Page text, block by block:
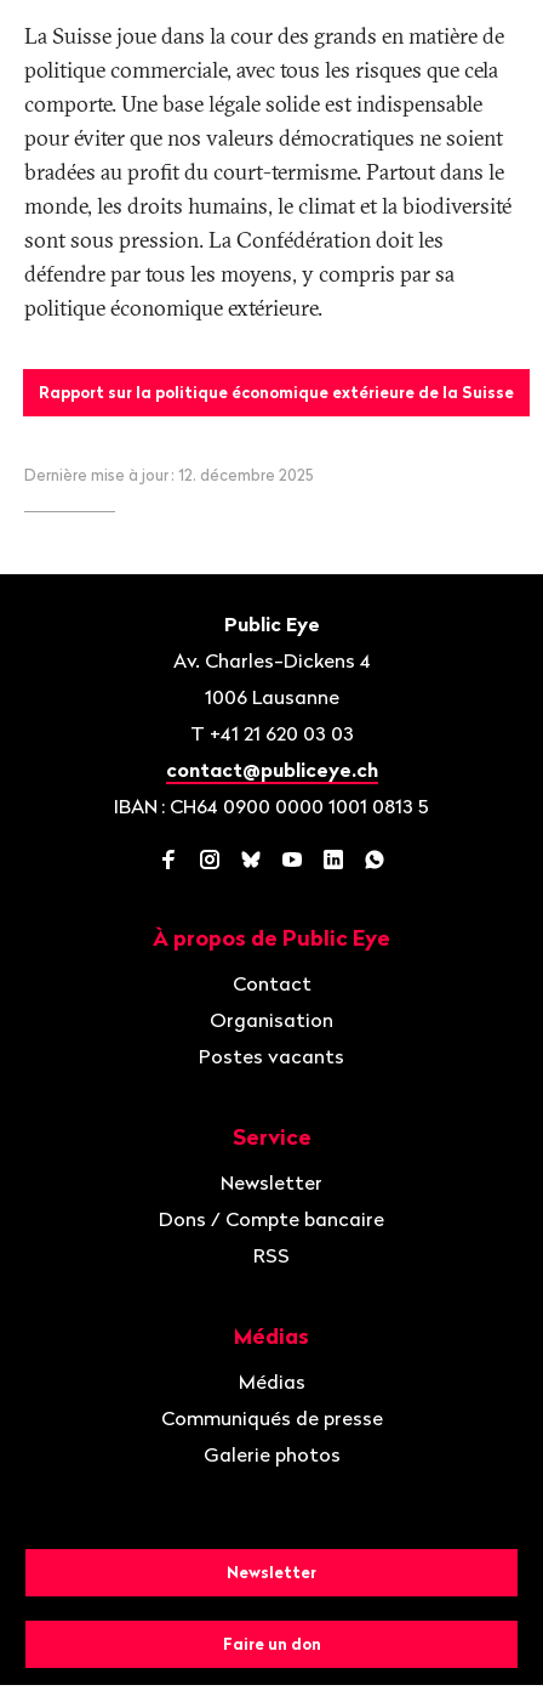
La Suisse joue dans la cour des grands en matière de
politique commerciale, avec tous les risques que cela
comporte. Une base légale solide est indispensable
pour éviter que nos valeurs démocratiques ne soient
bradées au profit du court-termisme. Partout dans le
monde, les droits humains, le climat et la biodiversité
sont sous pression. La Confédération doit les
défendre par tous les moyens, y compris par sa
politique économique extérieure.
Rapport sur la politique économique extérieure de la Suisse
Dernière mise à jour: 12. décembre 2025
Public Eye
Av. Charles-Dickens 4
1006 Lausanne
T +41 21 620 03 03
contact@publiceye.ch
IBAN : CH64 0900 0000 1001 0813 5
Facebook
Instagram
BlueskyYouTube
LinkedInWhatsApp
À propos de Public Eye
Contact
Organisation
Postes vacants
Service
Newsletter
Dons / Compte bancaire
RSS
Médias
Médias
Communiqués de presse
Galerie photos
Newsletter
Faire un don